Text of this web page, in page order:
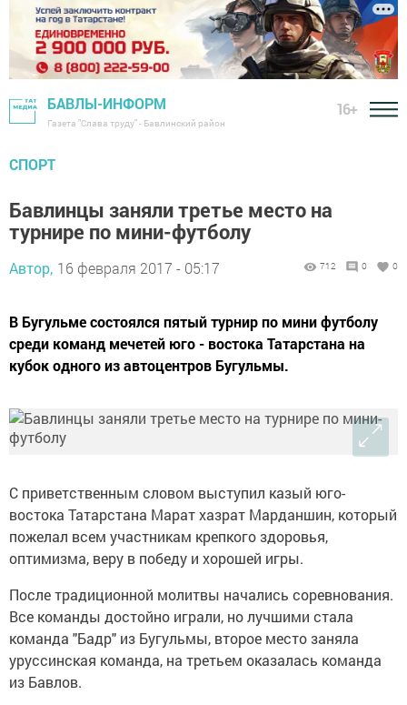
БАВЛЫ-ИНФОРМ
Газета "Слава труду" - Бавлинский район
16+
СПОРТ
Бавлинцы заняли третье место на
турнире по мини-футболу
Автор, 16 февраля 2017 - 05:17 712 0 0
В Бугульме состоялся пятый турнир по мини футболу
среди команд мечетей юго - востока Татарстана на
кубок одного из автоцентров Бугульмы.
С приветственным словом выступил казый юго-
востока Татарстана Марат хазрат Марданшин, который
пожелал всем участникам крепкого здоровья,
оптимизма, веру в победу и хорошей игры.
После традиционной молитвы начались соревнования.
Все команды достойно играли, но лучшими стала
команда "Бадр" из Бугульмы, второе место заняла
уруссинская команда, на третьем оказалась команда
из Бавлов.